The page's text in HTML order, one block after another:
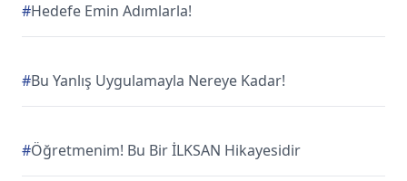
#Hedefe Emin Adımlarla!
#Bu Yanlış Uygulamayla Nereye Kadar!
#Öğretmenim! Bu Bir İLKSAN Hikayesidir